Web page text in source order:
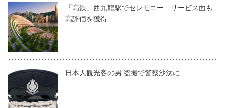
「高鉄」西九龍駅でセレモニー サービス面も
高評価を獲得
日本人観光客の男 盗撮で警察沙汰に